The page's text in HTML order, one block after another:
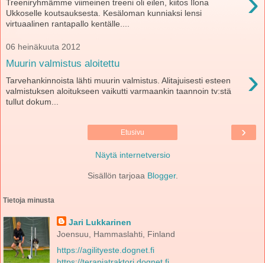
Treeniryhmämme viimeinen treeni oli eilen, kiitos Ilona
Ukkoselle koutsauksesta. Kesäloman kunniaksi lensi
virtuaalinen rantapallo kentälle....
06 heinäkuuta 2012
Muurin valmistus aloitettu ›
Tarvehankinnoista lähti muurin valmistus. Alitajuisesti esteen
valmistuksen aloitukseen vaikutti varmaankin taannoin tv:stä
tullut dokum...
›
Etusivu
Näytä internetversio
Sisällön tarjoaa Blogger.
Tietoja minusta
Jari Lukkarinen
Joensuu, Hammaslahti, Finland
https://agilityeste.dognet.fi